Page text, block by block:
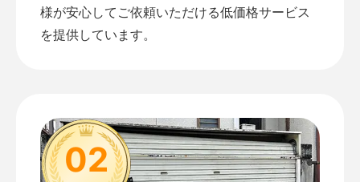
様が安心してご依頼いただける低価格サービス
を提供しています。
02